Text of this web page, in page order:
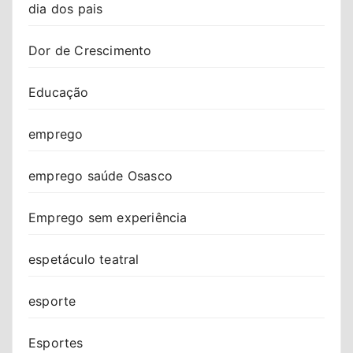
dia dos pais
Dor de Crescimento
Educação
emprego
emprego saúde Osasco
Emprego sem experiência
espetáculo teatral
esporte
Esportes